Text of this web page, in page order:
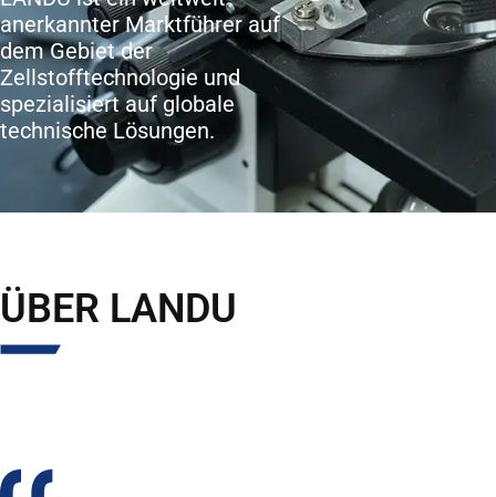
anerkannter Marktführer auf
dem Gebiet der
Zellstofftechnologie und
spezialisiert auf globale
technische Lösungen.
ÜBER LANDU